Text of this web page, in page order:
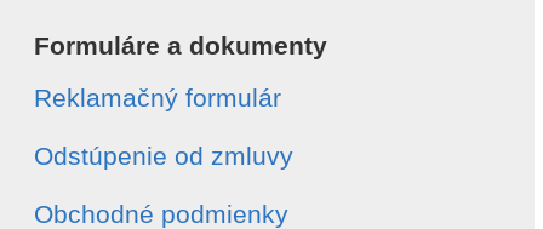
Formuláre a dokumenty
Reklamačný formulár
Odstúpenie od zmluvy
Obchodné podmienky